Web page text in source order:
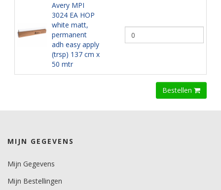
Avery MPI
3024 EA HOP
white matt,
permanent
adh easy apply
(trsp) 137 cm x
50 mtr
Bestellen
MIJN GEGEVENS
Mijn Gegevens
Mijn Bestellingen